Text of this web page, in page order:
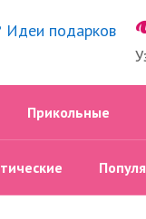
Прикольные